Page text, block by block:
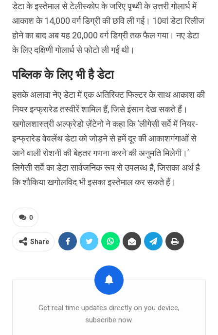
डेटा के इस्तेमाल से टेलीस्कोप के जरिए पृथ्वी के उत्तरी गोलार्ध में
आकाश के 14,000 वर्ग डिग्री की छवि ली गई। 10वां डेटा रिलीज
होने का बाद अब यह 20,000 वर्ग डिग्री तक फैल गया। नए डेटा
के लिए दक्षिणी गोलार्ध से फोटो ली गई थी।
पब्लिक के लिए भी है डेटा
इसके अलावा नेए डेटा में एक अतिरिक्ट फिल्टर के साथ आकाश की
नियर इन्फ्रारेड तस्वीरें शामिल हैं, जिसे इंसान देख सकते हैं।
खगोलशास्त्री अल्फ्रेडो ज़ेंटेनो ने कहा कि ‘लीगेसी सर्वे में नियर-
इन्फ्रारेड वेवलेंथ डेटा को जोड़ने से हमें दूर की आकाशगंगाओं से
आने वाली रोशनी की बेहतर गणना करने की अनुमति मिलेगी।’
लिगेसी सर्वे का डेटा सार्वजनिक रूप से उपलब्ध है, जिसका अर्थ है
कि शौकिया खगोलविद भी इसका इस्तेमाल कर सकते हैं।
0
Share
Get real time updates directly on you device,
subscribe now.